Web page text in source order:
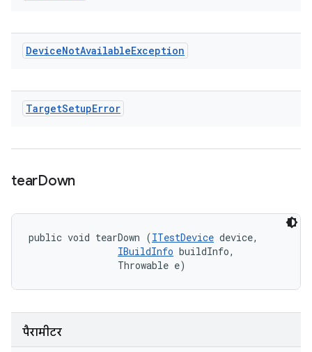
DeviceNotAvailableException
TargetSetupError
tearDown
public void tearDown (ITestDevice device,
IBuildInfo buildInfo,
                Throwable e)
पैरामीटर